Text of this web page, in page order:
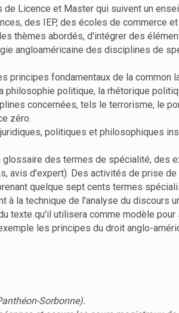
Licence et Master qui suivent un
des IEP, des écoles de commerce
thèmes abordés, d'intégrer des
angloaméricaine des disciplines de
principes fondamentaux de la
philosophie politique, la rhétorique
concernées, tels le terrorisme, le
zéro.
politiques et philosophiques
des termes de spécialité, des
avis d'expert). Des activités de prise
quelque sept cents termes
à la technique de l'analyse du discours
texte qu'il utilisera comme modèle
les principes du droit anglo-
Sorbonne).